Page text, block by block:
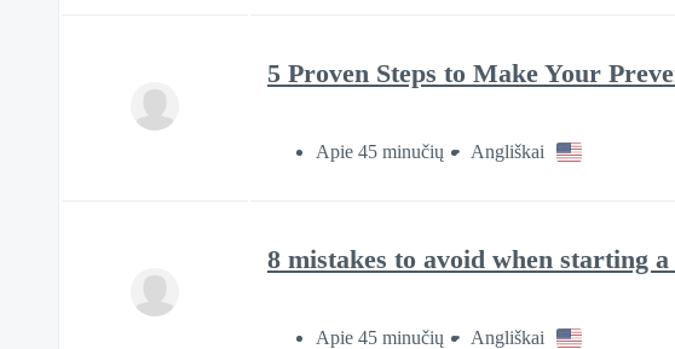
5 Proven Steps to Make Your
Apie 45 minučių Angliškai
8 mistakes to avoid when starting
Apie 45 minučių Angliškai